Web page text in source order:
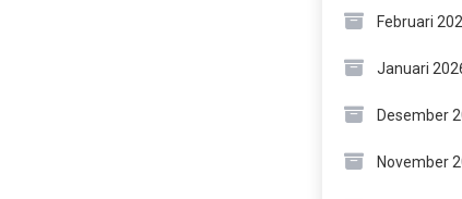
Februari
Januari
Desember
November